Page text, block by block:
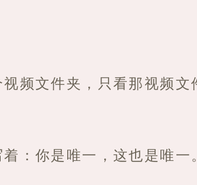
频文件夹，只看那视频
：你是唯一，这也是唯一。